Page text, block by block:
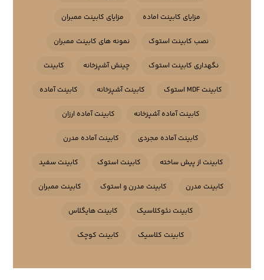
مزایای کابینت اماده مزایای کابینت ممبران
نصب کابینت استوک نمونه های کابینت ممبران
نگهداری کابینت استوک چینش آشپزخانه کابینت
کابینت MDF استوک کابینت آشپزخانه کابینت آماده
کابینت آماده آشپزخانه کابینت آماده ارزان
کابینت آماده مجردی کابینت آماده مدرن
کابینت از پیش ساخته کابینت استوک کابینت سفید
کابینت مدرن کابینت مدرن و استوک کابینت ممبران
کابینت نئوکلاسیک کابینت هایگلاس
کابینت کلاسیک کابینت کوچک